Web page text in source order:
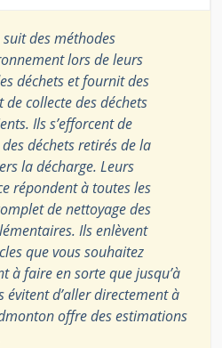
suit des méthodes
lors de leurs
déchets et fournit des
de collecte des déchets
Ils s’efforcent de
déchets retirés de la
la décharge. Leurs
répondent à toutes les
de nettoyage des
Ils enlèvent
que vous souhaitez
à faire en sorte que jusqu’à
évitent d’aller directement à
offre des estimations